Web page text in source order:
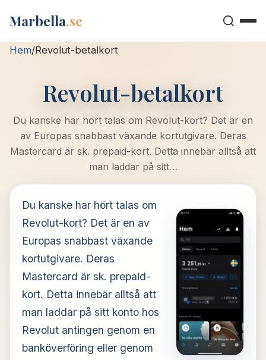
Marbella.se
Hem/Revolut-betalkort
Revolut-betalkort
Du kanske har hört talas om Revolut-kort? Det är en
av Europas snabbast växande kortutgivare. Deras
Mastercard är sk. prepaid-kort. Detta innebär alltså att
man laddar på sitt…
Du kanske har hört talas om
Revolut-kort? Det är en av
Europas snabbast växande
kortutgivare. Deras
Mastercard är sk. prepaid-
kort. Detta innebär alltså att
man laddar på sitt konto hos
Revolut antingen genom en
banköverföring eller genom